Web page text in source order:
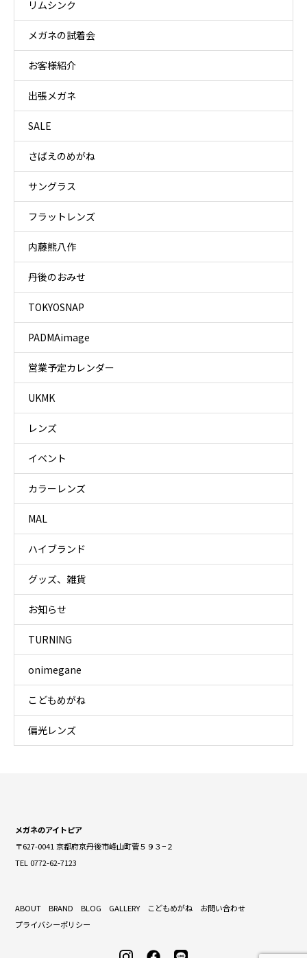
リムシンク
メガネの試着会
お客様紹介
出張メガネ
SALE
さばえのめがね
サングラス
フラットレンズ
内藤熊八作
丹後のおみせ
TOKYOSNAP
PADMAimage
営業予定カレンダー
UKMK
レンズ
イベント
カラーレンズ
MAL
ハイブランド
グッズ、雑貨
お知らせ
TURNING
onimegane
こどもめがね
偏光レンズ
メガネのアイトピア
〒627-0041 京都府京丹後市峰山町菅５９３−２
TEL 0772-62-7123
ABOUT BRAND BLOG GALLERY こどもめがね
お問い合わせ
プライバシーポリシー